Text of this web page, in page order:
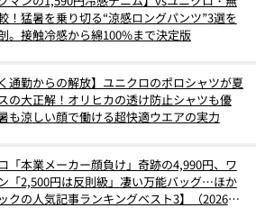
！猛暑を乗り切る“涼感ロングパンツ”3選を
。接触冷感から綿100%まで決定版
く通勤からの解放】ユニクロのポロシャツが夏
の大正解！オリヒカの透け防止シャツも優
も涼しい顔で働ける超快適ウエアの実力
「本業メーカー顔負け」奇跡の4,990円、ワ
「2,500円は反則級」凄い万能バッグ…ほか
クの人気記事ランキングベスト3】（2026年